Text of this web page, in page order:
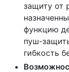
защиту от
функцию
пуш-
гибкость